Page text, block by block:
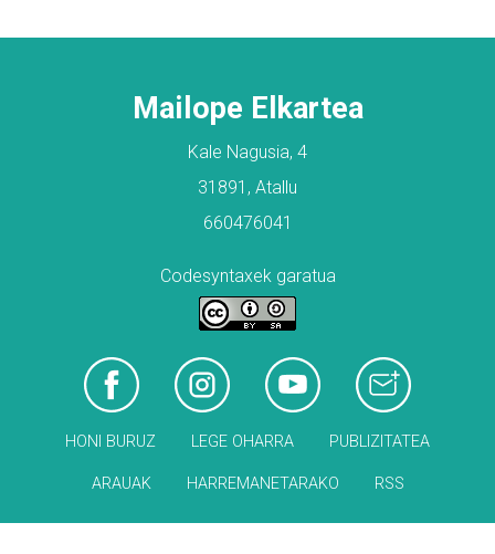
Mailope Elkartea
Kale Nagusia, 4
31891, Atallu
660476041
Codesyntaxek garatua
HONI BURUZ LEGE OHARRA PUBLIZITATEA
ARAUAK HARREMANETARAKO RSS